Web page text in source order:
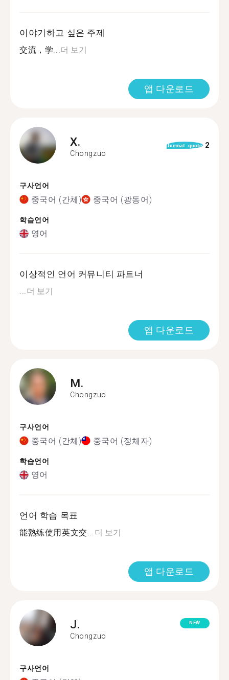
이야기하고 싶은 주제
交流，学...더 보기
앱 다운로드
X.
Chongzuo
format_quote 2
구사언어
중국어 (간체) 중국어 (광동어)
학습언어
영어
이상적인 언어 커뮤니티 파트너
...더 보기
앱 다운로드
M.
Chongzuo
구사언어
중국어 (간체) 중국어 (정체자)
학습언어
영어
언어 학습 목표
能熟练使用英文交...더 보기
앱 다운로드
J.
Chongzuo
NEW
구사언어